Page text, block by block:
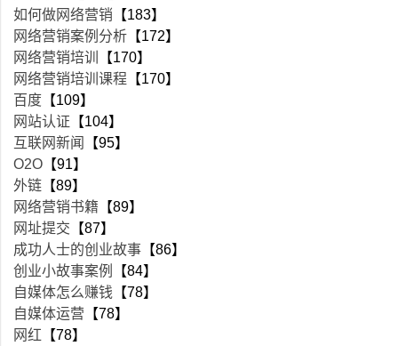
如何做网络营销 【183】
网络营销案例分析 【172】
网络营销培训
【170】
网络营销培训课程 【170】
百度 【109】
网站认证 【104】
互联网新闻
【95】
O2O 【91】
外链 【89】
网络营销书籍 【89】
网址提交 【87】
成功人士的创业故事 【86】
创业小故事案例
【84】
自媒体怎么赚钱 【78】
自媒体运营 【78】
网红 【78】